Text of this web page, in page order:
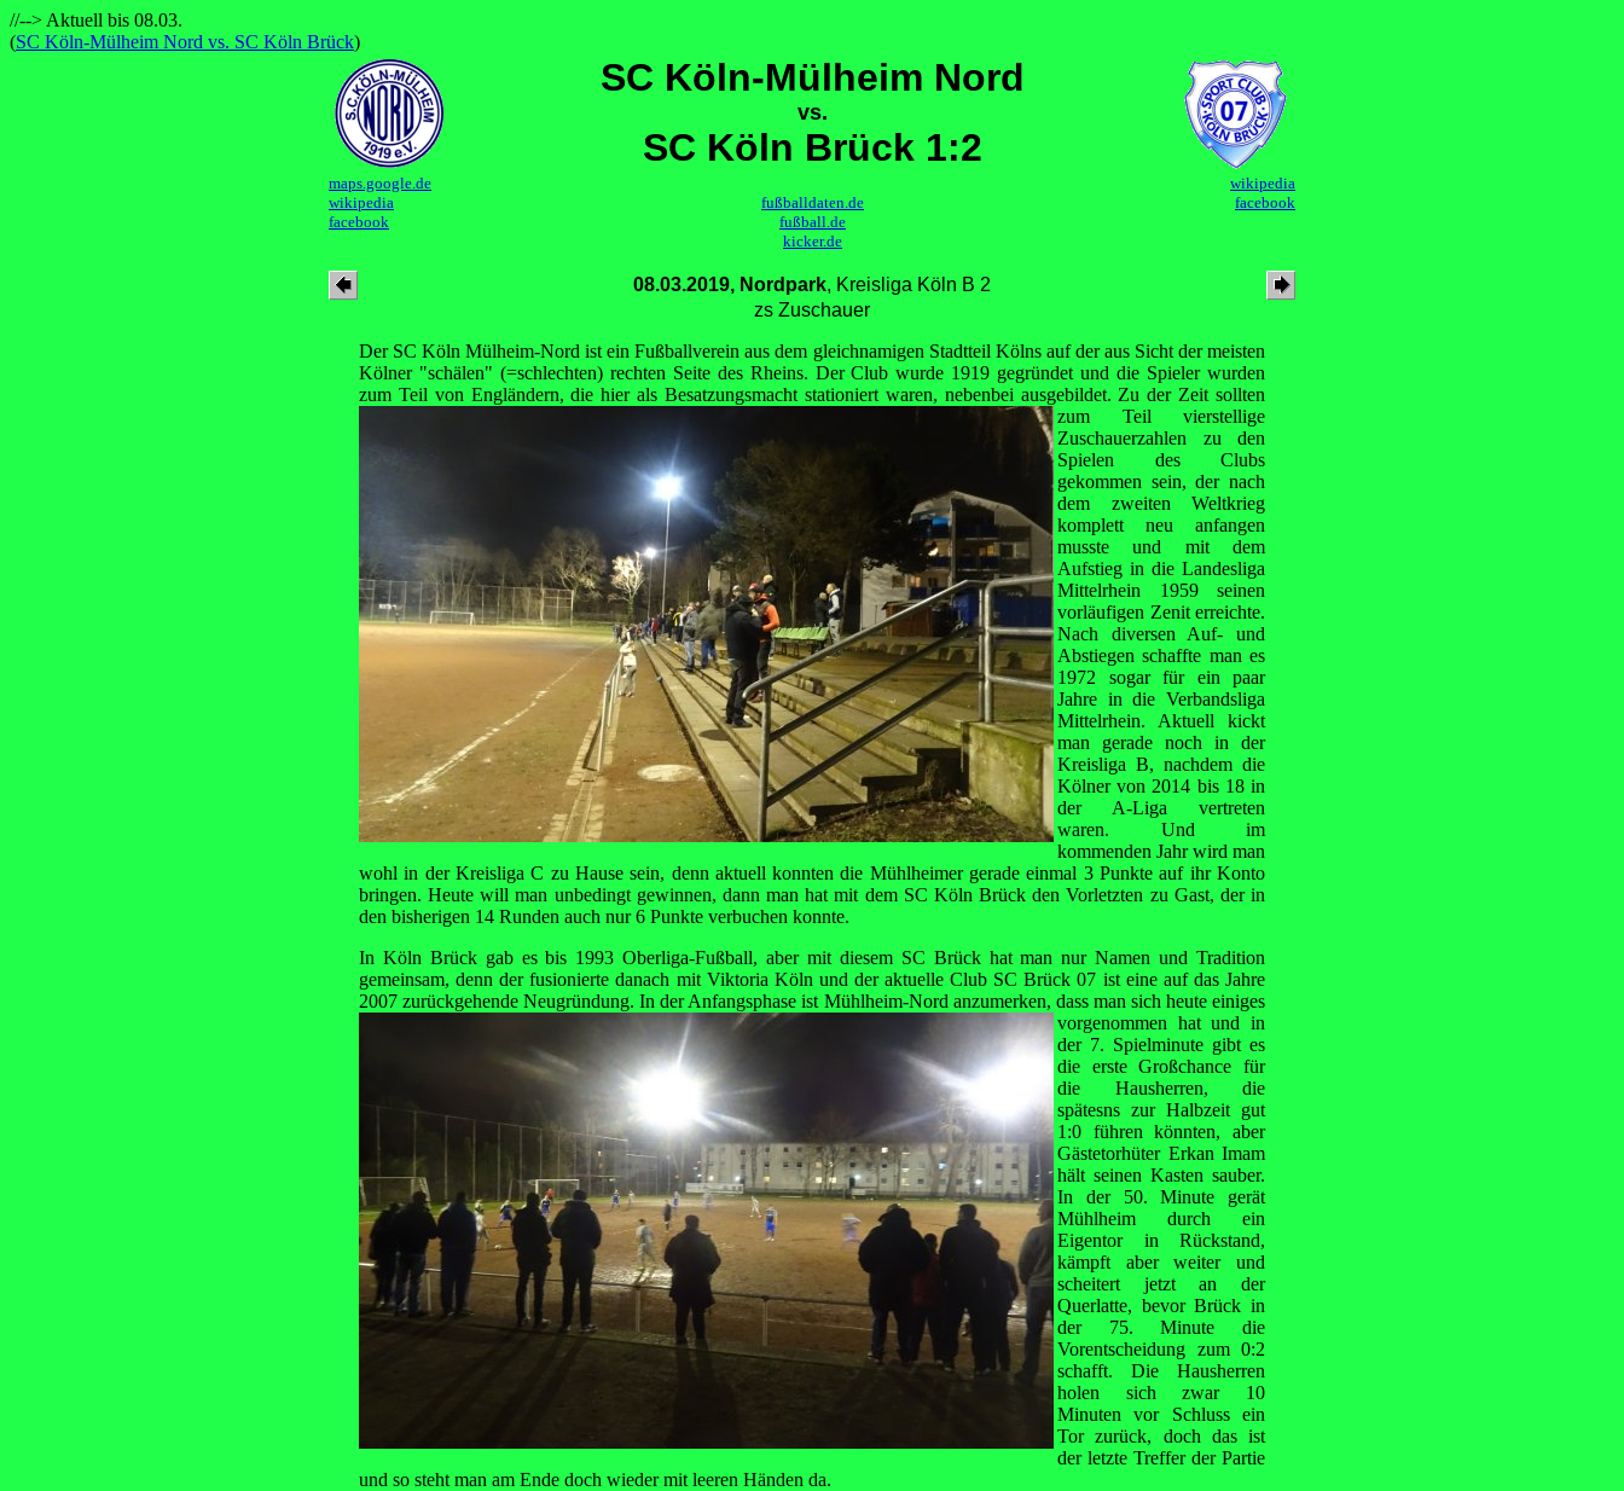
//--> Aktuell bis 08.03.
(SC Köln-Mülheim Nord vs. SC Köln Brück)
SC Köln-Mülheim Nord
vs.
SC Köln Brück 1:2
maps.google.de
wikipedia
facebook
fußballdaten.de
fußball.de
kicker.de
wikipedia
facebook
08.03.2019, Nordpark, Kreisliga Köln B 2
zs Zuschauer
Der SC Köln Mülheim-Nord ist ein Fußballverein aus dem gleichnamigen Stadtteil Kölns auf der aus Sicht der meisten
Kölner "schälen" (=schlechten) rechten Seite des Rheins. Der Club wurde 1919 gegründet und die Spieler wurden
zum Teil von Engländern, die hier als Besatzungsmacht stationiert waren, nebenbei ausgebildet. Zu der Zeit sollten
zum Teil vierstellige
Zuschauerzahlen zu den
Spielen des Clubs
gekommen sein, der nach
dem zweiten Weltkrieg
komplett neu anfangen
musste und mit dem
Aufstieg in die Landesliga
Mittelrhein 1959 seinen
vorläufigen Zenit erreichte.
Nach diversen Auf- und
Abstiegen schaffte man es
1972 sogar für ein paar
Jahre in die Verbandsliga
Mittelrhein. Aktuell kickt
man gerade noch in der
Kreisliga B, nachdem die
Kölner von 2014 bis 18 in
der A-Liga vertreten
waren. Und im
kommenden Jahr wird man
wohl in der Kreisliga C zu Hause sein, denn aktuell konnten die Mühlheimer gerade einmal 3 Punkte auf ihr Konto
bringen. Heute will man unbedingt gewinnen, dann man hat mit dem SC Köln Brück den Vorletzten zu Gast, der in
den bisherigen 14 Runden auch nur 6 Punkte verbuchen konnte.
In Köln Brück gab es bis 1993 Oberliga-Fußball, aber mit diesem SC Brück hat man nur Namen und Tradition
gemeinsam, denn der fusionierte danach mit Viktoria Köln und der aktuelle Club SC Brück 07 ist eine auf das Jahre
2007 zurückgehende Neugründung. In der Anfangsphase ist Mühlheim-Nord anzumerken, dass man sich heute einiges
vorgenommen hat und in
der 7. Spielminute gibt es
die erste Großchance für
die Hausherren, die
spätesns zur Halbzeit gut
1:0 führen könnten, aber
Gästetorhüter Erkan Imam
hält seinen Kasten sauber.
In der 50. Minute gerät
Mühlheim durch ein
Eigentor in Rückstand,
kämpft aber weiter und
scheitert jetzt an der
Querlatte, bevor Brück in
der 75. Minute die
Vorentscheidung zum 0:2
schafft. Die Hausherren
holen sich zwar 10
Minuten vor Schluss ein
Tor zurück, doch das ist
der letzte Treffer der Partie
und so steht man am Ende doch wieder mit leeren Händen da.